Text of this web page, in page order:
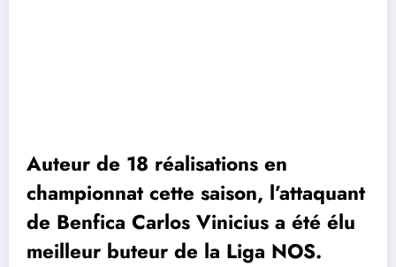
Auteur de 18 réalisations en
championnat cette saison, l’attaquant
de Benfica Carlos Vinicius a été élu
meilleur buteur de la Liga NOS.